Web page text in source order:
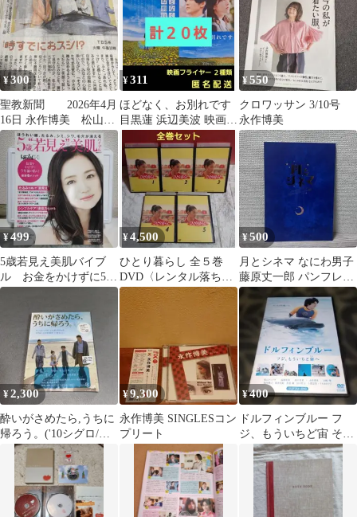
¥300
聖教新聞 2026年4月
16日 永作博美 松山ケ
ンイチ 中沢元紀
¥311
ほどなく、お別れです
目黒蓮 浜辺美波 映画フ
ライヤー 映画チラシ ２
種類
¥550
クロワッサン 3/10号
永作博美
¥499
5歳若見え美肌バイブ
ル お金をかけずに5年
前の私に！
¥4,500
ひとり暮らし 全５巻
DVD〈レンタル落ち商
品〉常盤貴子、高橋克
典、永作博美
¥500
月とシネマ なにわ男子
藤原丈一郎 パンフレッ
ト
¥2,300
酔いがさめたら,うちに
帰ろう。('10シグロ/バ
ップ/ビターズ・エン
¥9,300
永作博美 SINGLESコン
プリート
¥400
ドルフィンブルー フ
ジ、もういちど宙 そら
へ DVD 松山ケンイ
チ 高畑充希